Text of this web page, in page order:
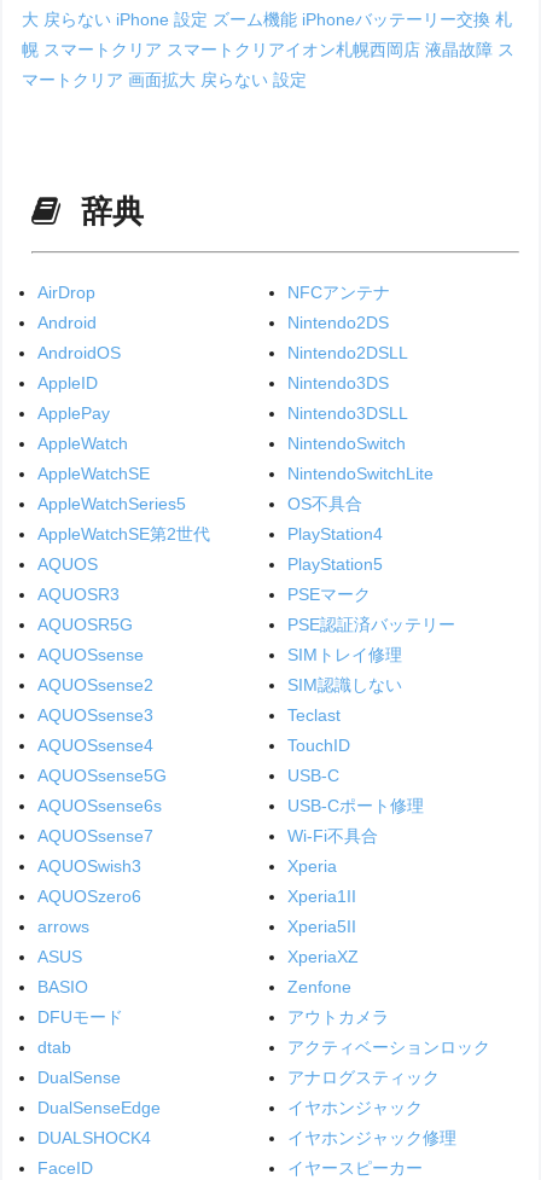
大 戻らない iPhone 設定 ズーム機能 iPhoneバッテーリー交換 札
幌 スマートクリア スマートクリアイオン札幌西岡店液晶故障 ス
マートクリア画面拡大 戻らない 設定
辞典
AirDrop
Android
AndroidOS
AppleID
ApplePay
AppleWatch
AppleWatchSE
AppleWatchSeries5
AppleWatchSE第2世代
AQUOS
AQUOSR3
AQUOSR5G
AQUOSsense
AQUOSsense2
AQUOSsense3
AQUOSsense4
AQUOSsense5G
AQUOSsense6s
AQUOSsense7
AQUOSwish3
AQUOSzero6
arrows
ASUS
BASIO
DFUモード
dtab
DualSense
DualSenseEdge
DUALSHOCK4
FaceID
NFCアンテナ
Nintendo2DS
Nintendo2DSLL
Nintendo3DS
Nintendo3DSLL
NintendoSwitch
NintendoSwitchLite
OS不具合
PlayStation4
PlayStation5
PSEマーク
PSE認証済バッテリー
SIMトレイ修理
SIM認識しない
Teclast
TouchID
USB-C
USB-Cポート修理
Wi-Fi不具合
Xperia
Xperia1II
Xperia5II
XperiaXZ
Zenfone
アウトカメラ
アクティベーションロック
アナログスティック
イヤホンジャック
イヤホンジャック修理
イヤースピーカー